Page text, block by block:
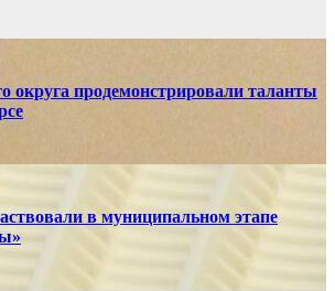
округа продемонстрировали таланты
в муниципальном этапе